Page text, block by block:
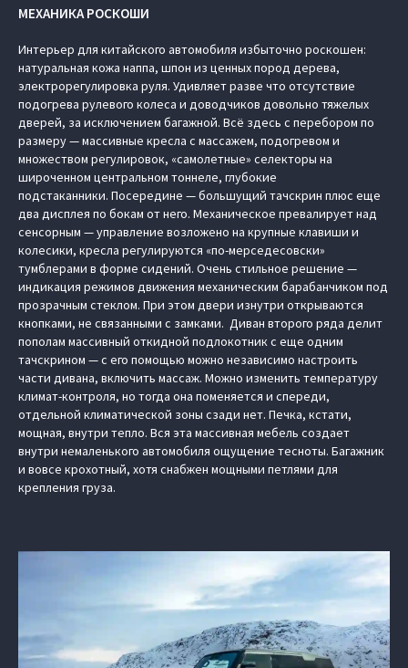
МЕХАНИКА РОСКОШИ
Интерьер для китайского автомобиля избыточно роскошен:
натуральная кожа наппа, шпон из ценных пород дерева,
электрорегулировка руля. Удивляет разве что отсутствие
подогрева рулевого колеса и доводчиков довольно тяжелых
дверей, за исключением багажной. Всё здесь с перебором по
размеру — массивные кресла с массажем, подогревом и
множеством регулировок, «самолетные» селекторы на
широченном центральном тоннеле, глубокие
подстаканники. Посередине — большущий тачскрин плюс еще
два дисплея по бокам от него. Механическое превалирует над
сенсорным — управление возложено на крупные клавиши и
колесики, кресла регулируются «по-мерседесовски»
тумблерами в форме сидений. Очень стильное решение —
индикация режимов движения механическим барабанчиком под
прозрачным стеклом. При этом двери изнутри открываются
кнопками, не связанными с замками. Диван второго ряда делит
пополам массивный откидной подлокотник с еще одним
тачскрином — с его помощью можно независимо настроить
части дивана, включить массаж. Можно изменить температуру
климат-контроля, но тогда она поменяется и спереди,
отдельной климатической зоны сзади нет. Печка, кстати,
мощная, внутри тепло. Вся эта массивная мебель создает
внутри немаленького автомобиля ощущение тесноты. Багажник
и вовсе крохотный, хотя снабжен мощными петлями для
крепления груза.